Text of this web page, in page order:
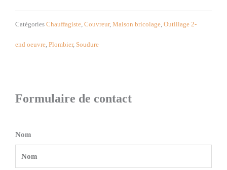
Formulaire de contact
Nom
Catégories Chauffagiste, Couvreur, Maison bricolage, Outillage 2-
end oeuvre, Plombier, Soudure